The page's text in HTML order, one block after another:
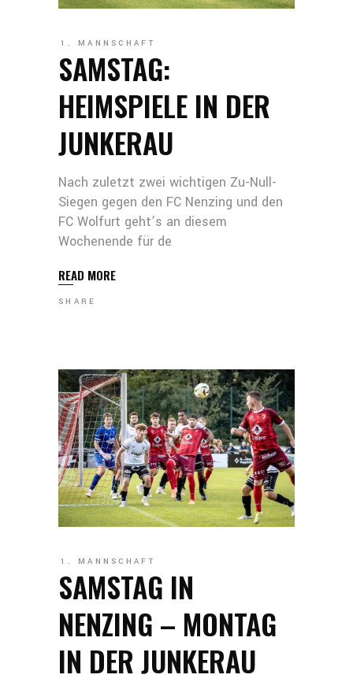
1. MANNSCHAFT
SAMSTAG:
HEIMSPIELE IN DER
JUNKERAU
Nach zuletzt zwei wichtigen Zu-Null-
Siegen gegen den FC Nenzing und den
FC Wolfurt geht’s an diesem
Wochenende für de
READ MORE
SHARE
1. MANNSCHAFT
SAMSTAG IN
NENZING – MONTAG
IN DER JUNKERAU